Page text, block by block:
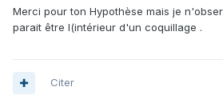
Merci pour ton Hypothèse mais je
parait être l(intérieur d'un coquillage .
Citer